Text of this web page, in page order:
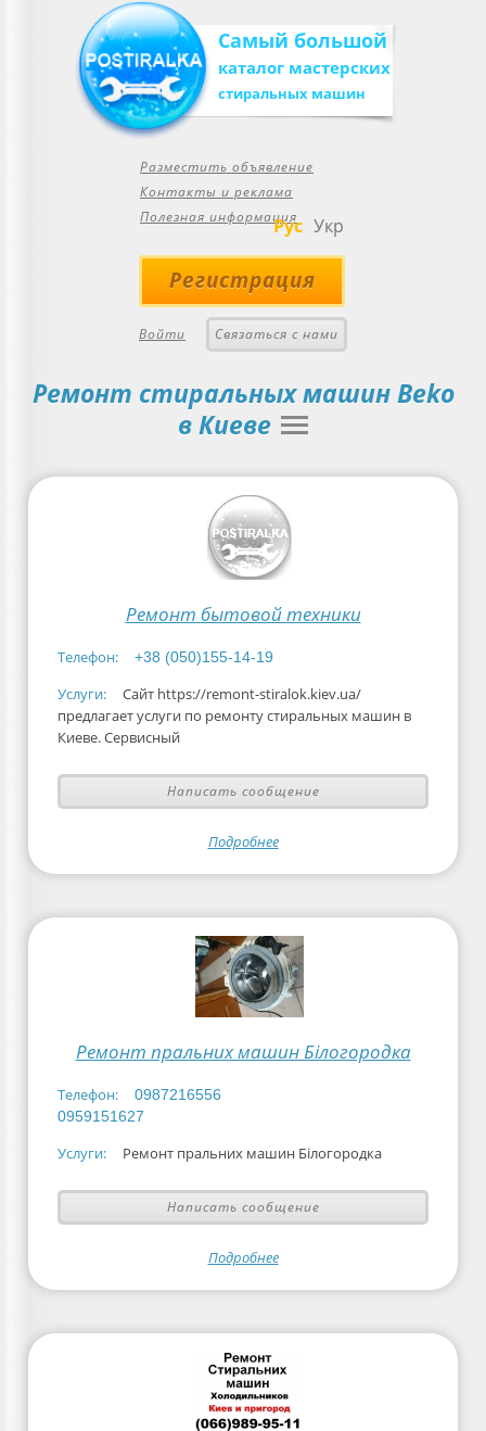
Самый большой
каталог мастерских
стиральных машин
Разместить объявление
Контакты и реклама
Полезная информация
Рус Укр
Регистрация
Войти Связаться с нами
Ремонт стиральных машин Beko
в Киеве
Ремонт бытовой техники
Телефон: +38 (050)155-14-19
Услуги:
Сайт https://remont-stiralok.kiev.ua/
предлагает услуги по ремонту стиральных машин в
Киеве. Сервисный
Написать сообщение
Подробнее
Ремонт пральних машин Білогородка
Телефон:
0987216556
0959151627
Услуги: Ремонт пральних машин Білогородка
Написать сообщение
Подробнее